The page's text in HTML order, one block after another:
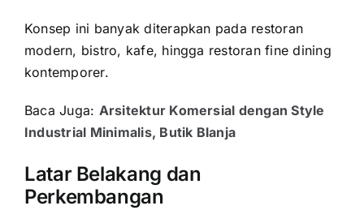
Konsep ini banyak diterapkan pada restoran
modern, bistro, kafe, hingga restoran fine dining
kontemporer.
Baca Juga: Arsitektur Komersial dengan Style
Industrial Minimalis, Butik Blanja
Latar Belakang dan
Perkembangan